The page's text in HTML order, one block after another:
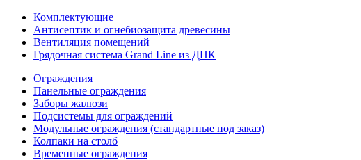
Комплектующие
Антисептик и огнебиозащита древесины
Вентиляция помещений
Грядочная система Grand Line из ДПК
Ограждения
Панельные ограждения
Заборы жалюзи
Подсистемы для ограждений
Модульные ограждения (стандартные под заказ)
Колпаки на столб
Временные ограждения